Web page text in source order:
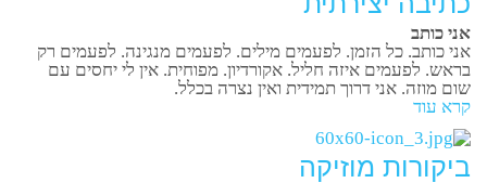
אני כותב
אני כותב. כל הזמן. לפעמים מילים. לפעמים מנגינה. לפעמים רק
בראש. לפעמים איזה חליל. אקורדיון. מפוחית. אין לי יחסים עם
שום מוזה. אני דרוך תמידית ואין נצרה בכלל.
קרא עוד
ביקורות מוזיקה